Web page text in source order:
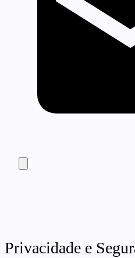
Privacidade e